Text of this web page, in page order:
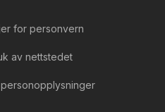
for personvern
av nettstedet